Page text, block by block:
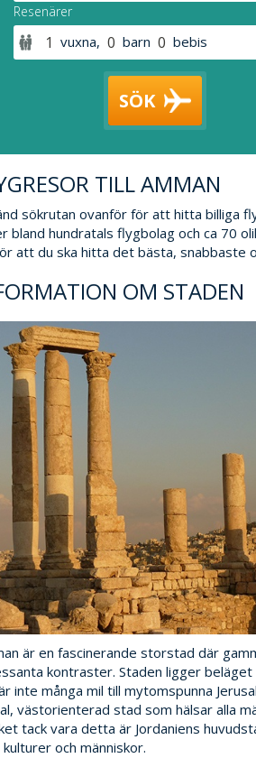
Resenärer
vuxna, barn bebis
SÖK
TILL AMMAN
sökrutan ovanför för att hitta billiga
bland hundratals flygbolag och ca 70
att du ska hitta det bästa, snabbaste
OM STADEN
är en fascinerande storstad där
kontraster. Staden ligger beläget
inte många mil till mytomspunna
västorienterad stad som hälsar alla
tack vara detta är Jordaniens
kulturer och människor.